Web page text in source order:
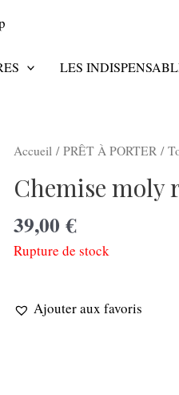
LES
Accueil /PRÊT À PORTER /
Chemise moly
39,00€
Rupture de stock
Ajouter aux favoris